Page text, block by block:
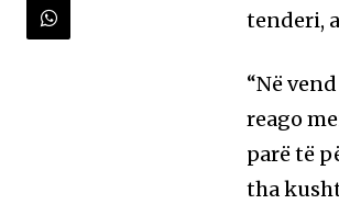
tenderi,
“Në
reago
parë të
tha